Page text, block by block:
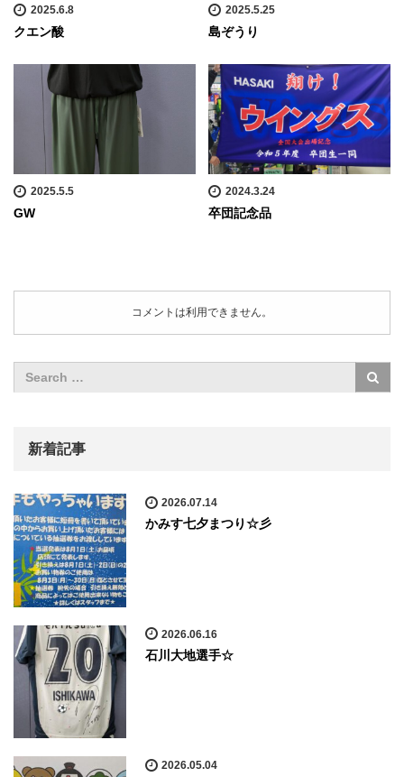
2025.6.8
クエン酸
2025.5.25
島ぞうり
2025.5.5
GW
2024.3.24
卒団記念品
コメントは利用できません。
新着記事
2026.07.14
かみす七夕まつり☆彡
2026.06.16
石川大地選手☆
2026.05.04